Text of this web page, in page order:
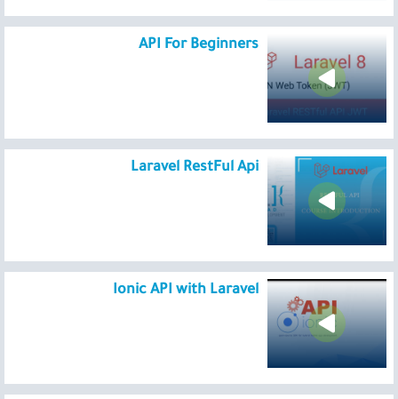
API For Beginners
Laravel RestFul Api
Ionic API with Laravel